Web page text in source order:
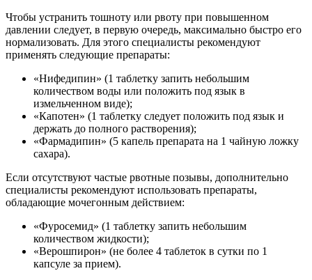
Чтобы устранить тошноту или рвоту при повышенном
давлении следует, в первую очередь, максимально быстро его
нормализовать. Для этого специалисты рекомендуют
применять следующие препараты:
«Нифедипин» (1 таблетку запить небольшим
количеством воды или положить под язык в
измельченном виде);
«Капотен» (1 таблетку следует положить под язык и
держать до полного растворения);
«Фармадипин» (5 капель препарата на 1 чайную ложку
сахара).
Если отсутствуют частые рвотные позывы, дополнительно
специалисты рекомендуют использовать препараты,
обладающие мочегонным действием:
«Фуросемид» (1 таблетку запить небольшим
количеством жидкости);
«Верошпирон» (не более 4 таблеток в сутки по 1
капсуле за прием).